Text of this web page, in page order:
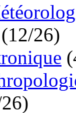
(12/26)